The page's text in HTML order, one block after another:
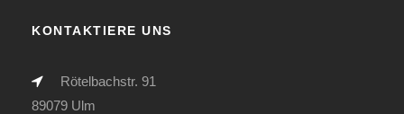
KONTAKTIERE UNS
Rötelbachstr. 91
89079 Ulm